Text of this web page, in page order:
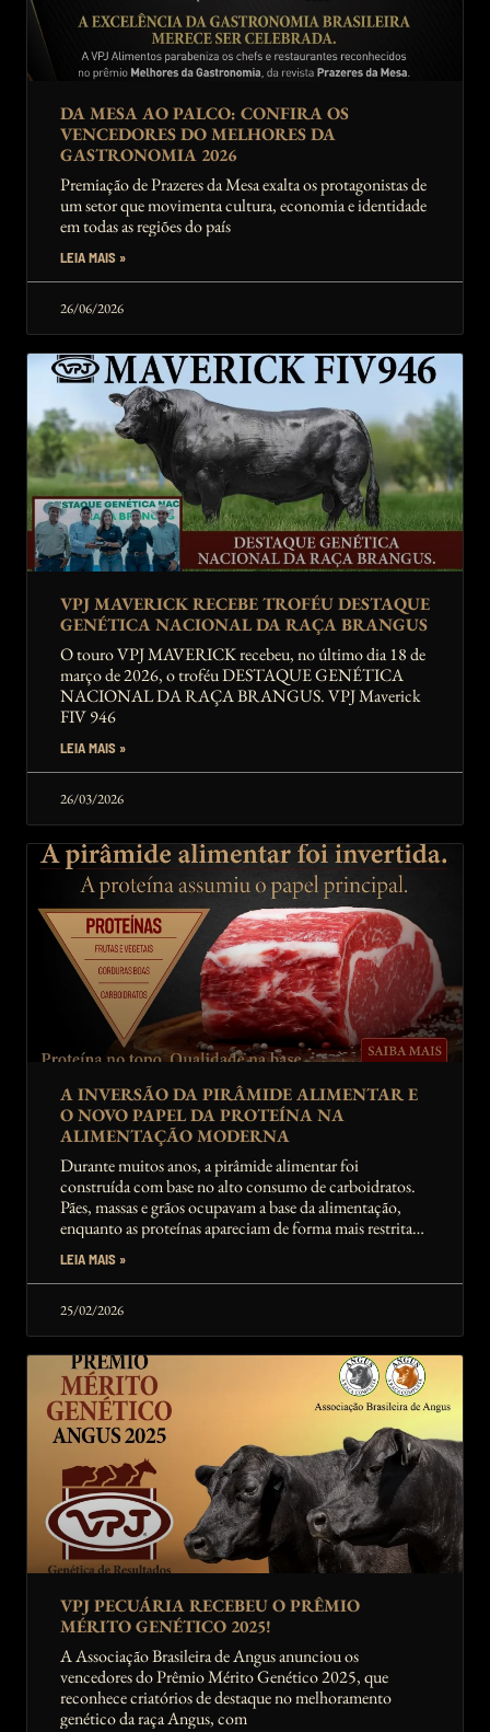
DA MESA AO PALCO: CONFIRA OS
VENCEDORES DO MELHORES DA
GASTRONOMIA 2026
Premiação de Prazeres da Mesa exalta os protagonistas de
um setor que movimenta cultura, economia e identidade
em todas as regiões do país
LEIA MAIS »
26/06/2026
VPJ MAVERICK RECEBE TROFÉU DESTAQUE
GENÉTICA NACIONAL DA RAÇA BRANGUS
O touro VPJ MAVERICK recebeu, no último dia 18 de
março de 2026, o troféu DESTAQUE GENÉTICA
NACIONAL DA RAÇA BRANGUS. VPJ Maverick
FIV 946
LEIA MAIS »
26/03/2026
A INVERSÃO DA PIRÂMIDE ALIMENTAR E
O NOVO PAPEL DA PROTEÍNA NA
ALIMENTAÇÃO MODERNA
Durante muitos anos, a pirâmide alimentar foi
construída com base no alto consumo de carboidratos.
Pães, massas e grãos ocupavam a base da alimentação,
enquanto as proteínas apareciam de forma mais restrita
no topo.
LEIA MAIS »
25/02/2026
VPJ PECUÁRIA RECEBEU O PRÊMIO
MÉRITO GENÉTICO 2025!
A Associação Brasileira de Angus anunciou os
vencedores do Prêmio Mérito Genético 2025, que
reconhece criatórios de destaque no melhoramento
genético da raça Angus, com